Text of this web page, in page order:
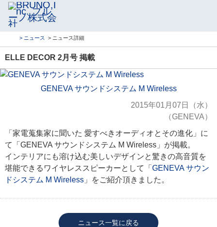
> ニュース > ニュース詳細
ELLE DECOR 2月号 掲載
GENEVA サウンドシステム M Wireless
2015年01月07日（水）
（GENEVA）
「家電蒐集家に聞いた 愛すべきオーディオとその進化」に
て「GENEVA サウンドシステム M Wireless」が掲載。
インテリアにも溶け込む美しいデザインと驚きの高音質を
堪能できるワイヤレススピーカーとして「 GENEVA サウン
ドシステム M Wireless 」をご紹介頂きました。
ニュース一覧に戻る